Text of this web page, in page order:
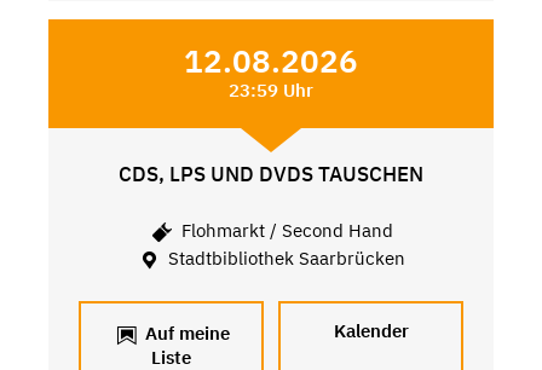
12.08.2026
23:59 Uhr
CDS, LPS UND DVDS TAUSCHEN
Flohmarkt / Second Hand
Stadtbibliothek Saarbrücken
Auf meine
Liste
Kalender